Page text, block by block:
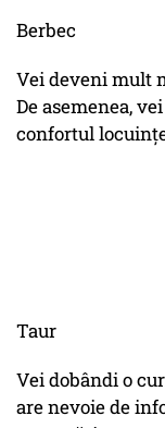
Berbec
Vei deveni mult
De asemenea,
confortul
Taur
Vei dobândi o
are nevoie de